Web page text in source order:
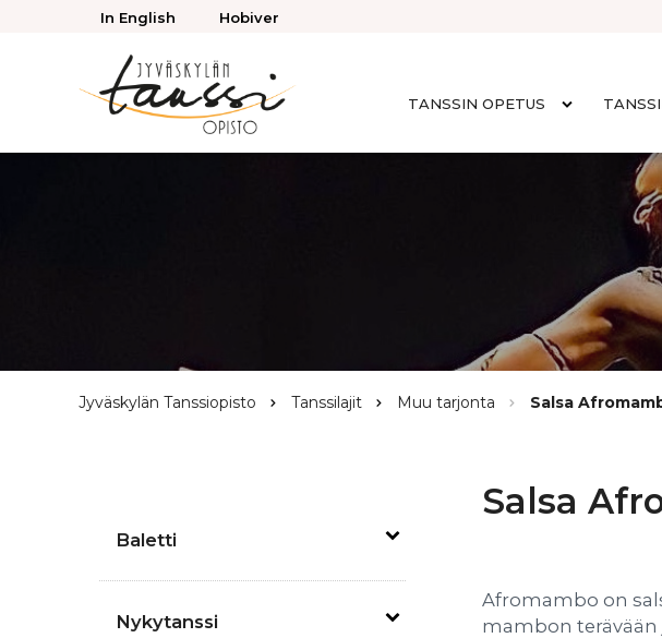
In English Hobiver
Jyväskylän
TANSSIN OPETUS
Browse:
Jyväskylän Tanssiopisto Tanssilajit Muu tarjonta Salsa
Baletti
Nykytanssi
Salsa
Afromambo on
mambon terävään